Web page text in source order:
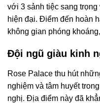
với 3 sảnh tiệc sang
hiện đại. Điểm đến hoàn
không gian phóng
Đội ngũ giàu kinh
Rose Palace thu hút
nghiệm và tâm huyết
nghị. Địa điểm này đã